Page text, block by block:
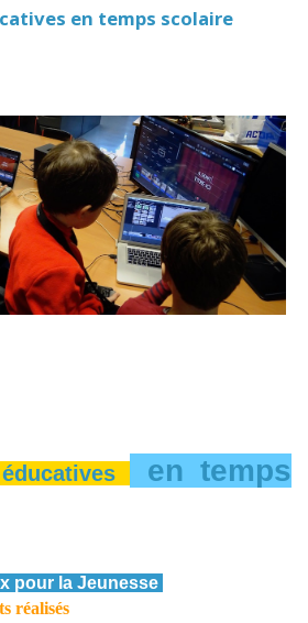
en temps scolaire
en temps
pour la Jeunesse
réalisés